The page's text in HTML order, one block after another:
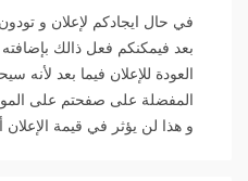
في حال ايجادكم لإعلان و
بعد فيمكنكم فعل ذالك
العودة للإعلان فيما بعد لأنه
المفضلة على صفحتم على
و هذا لن يؤثر في قيمة